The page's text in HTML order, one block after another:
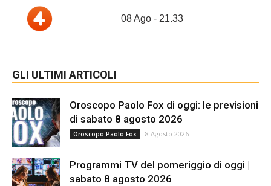
08 Ago - 21.33
GLI ULTIMI ARTICOLI
Oroscopo Paolo Fox di oggi: le previsioni
di sabato 8 agosto 2026
Oroscopo Paolo Fox 8 Agosto 2026
Programmi TV del pomeriggio di oggi |
sabato 8 agosto 2026